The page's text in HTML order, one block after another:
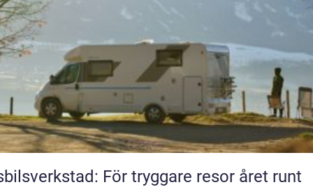
För tryggare resor året runt